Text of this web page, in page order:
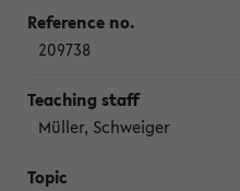
209738
Müller, Schweiger